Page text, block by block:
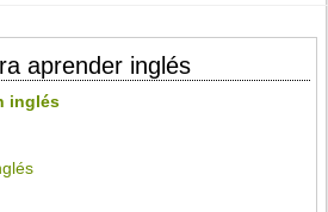
aprender inglés
inglés